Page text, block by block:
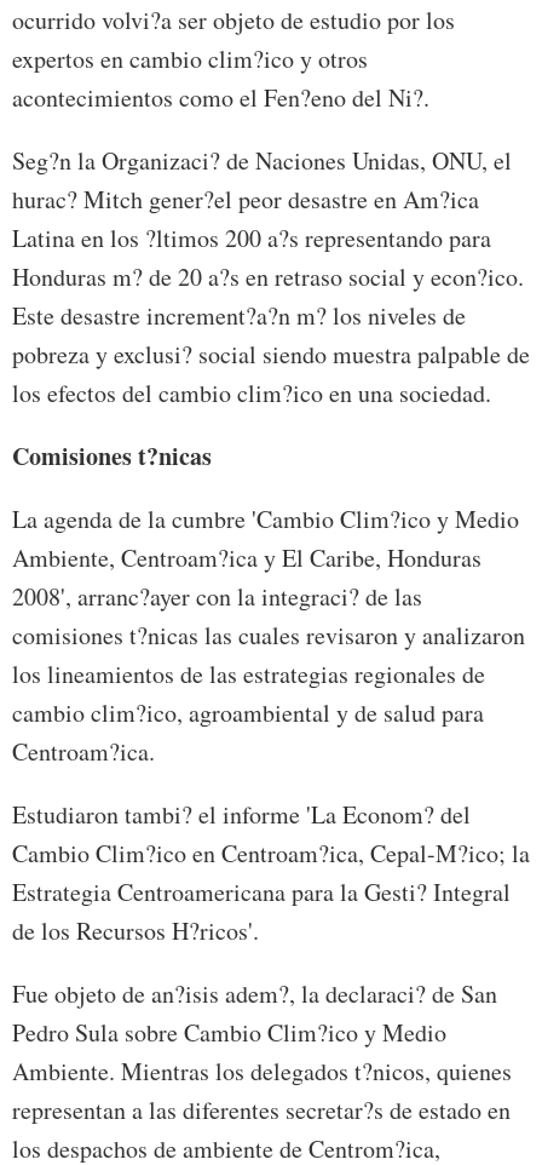
ocurrido volvi?a ser objeto de estudio por los
expertos en cambio clim?ico y otros
acontecimientos como el Fen?eno del Ni?.
Seg?n la Organizaci? de Naciones Unidas, ONU, el
hurac? Mitch gener?el peor desastre en Am?ica
Latina en los ?ltimos 200 a?s representando para
Honduras m? de 20 a?s en retraso social y econ?ico.
Este desastre increment?a?n m? los niveles de
pobreza y exclusi? social siendo muestra palpable de
los efectos del cambio clim?ico en una sociedad.
Comisiones t?nicas
La agenda de la cumbre 'Cambio Clim?ico y Medio
Ambiente, Centroam?ica y El Caribe, Honduras
2008', arranc?ayer con la integraci? de las
comisiones t?nicas las cuales revisaron y analizaron
los lineamientos de las estrategias regionales de
cambio clim?ico, agroambiental y de salud para
Centroam?ica.
Estudiaron tambi? el informe 'La Econom? del
Cambio Clim?ico en Centroam?ica, Cepal-M?ico; la
Estrategia Centroamericana para la Gesti? Integral
de los Recursos H?ricos'.
Fue objeto de an?isis adem?, la declaraci? de San
Pedro Sula sobre Cambio Clim?ico y Medio
Ambiente. Mientras los delegados t?nicos, quienes
representan a las diferentes secretar?s de estado en
los despachos de ambiente de Centrom?ica,